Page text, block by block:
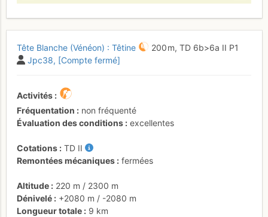
Tête Blanche (Vénéon) : Têtine 200 m, TD 6b>6a II P1
Jpc38 [Compte fermé]
Activités
Fréquentation
non fréquenté
Évaluation des conditions
excellentes
Cotations TD II
Remontées mécaniques
fermées
Altitude 220 m / 2300 m
Dénivelé
+2080 m / -2080 m
Longueur totale
9 km